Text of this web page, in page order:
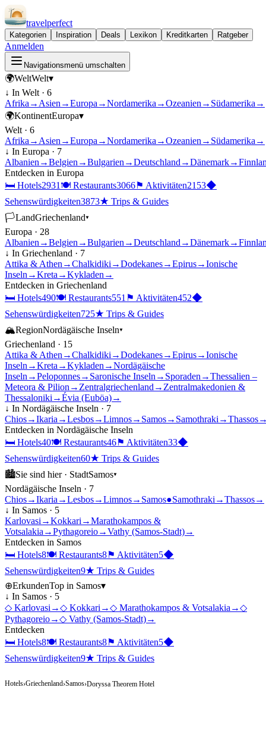
travelperfect
Kategorien Inspiration Deals Lexikon Kreditkarten Ratgeber
Anmelden
Navigationsmenü umschalten
🌍WeltWelt▾
↓ In Welt · 6
Afrika → Asien →Europa →Nordamerika →Ozeanien → Südamerika →
🌍KontinentEuropa▾
Welt · 6
Afrika → Asien →Europa →Nordamerika →Ozeanien → Südamerika →
↓ In Europa · 7
Albanien →Belgien →Bulgarien →Deutschland →Dänemark→
Entdecken in Europa
🛏 Hotels2931 🍽 Restaurants3066⚑ Aktivitäten2153◆
Sehenswürdigkeiten3873★ Trips & Guides
🏳LandGriechenland▾
Europa · 28
Albanien →Belgien →Bulgarien →Deutschland →Dänemark→
↓ In Griechenland · 7
Attika & Athen →Chalkidiki →Dodekanes→Epirus→Ionische
Inseln →Kreta →Kykladen →
Entdecken in Griechenland
🛏 Hotels490🍽 Restaurants551 ⚑ Aktivitäten452◆
Sehenswürdigkeiten725★ Trips & Guides
🏔RegionNordägäische Inseln▾
Griechenland · 15
Attika & Athen →Chalkidiki →Dodekanes→Epirus→Ionische
Inseln →Kreta →Kykladen →Nordägäische
Inseln →Peloponnes→ Saronische Inseln → Sporaden →Thessalien –
Meteora & Pilion → Zentralgriechenland → Zentralmakedonien &
Thessaloniki →Évia (Euböa)→
↓ In Nordägäische Inseln · 7
Chios→Ikaria →Lesbos→Limnos→ Samos→ Samothraki →Thassos
Entdecken in Nordägäische Inseln
🛏 Hotels40🍽 Restaurants46⚑ Aktivitäten33◆
Sehenswürdigkeiten60★ Trips & Guides
🏙Sie sind hier · StadtSamos▾
Nordägäische Inseln · 7
Chios→Ikaria →Lesbos→Limnos→ Samos●Samothraki →Thassos→
↓ In Samos · 5
Karlovasi →Kokkari →Marathokampos &
Votsalakia →Pythagoreio→Vathy (Samos-Stadt)→
Entdecken in Samos
🛏 Hotels8🍽 Restaurants8⚑ Aktivitäten5◆
Sehenswürdigkeiten9★ Trips & Guides
⊕ErkundenTop in Samos▾
↓ In Samos · 5
◇ Karlovasi →◇ Kokkari →◇ Marathokampos & Votsalakia →◇
Pythagoreio→◇ Vathy (Samos-Stadt)→
Entdecken
🛏 Hotels8🍽 Restaurants8⚑ Aktivitäten5◆
Sehenswürdigkeiten9★ Trips & Guides
Hotels›Griechenland›Samos›Doryssa Theorem Hotel